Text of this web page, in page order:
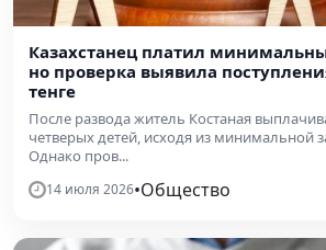
Казахстанец платил
но проверка выявила
тенге
После развода житель Костаная
четверых детей, исходя из минимальной
Однако пров...
14 июля 2026•Общество